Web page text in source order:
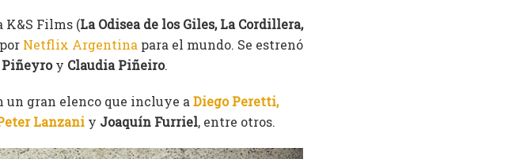
K&S Films (La Odisea de los Giles, La Cordillera,
Netflix Argentina para el mundo. Se estrenó
y Claudia Piñeiro.
un gran elenco que incluye a Diego Peretti,
Lanzani y Joaquín Furriel, entre otros.